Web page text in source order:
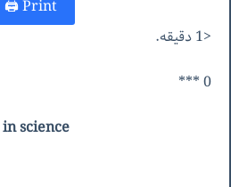
Print 🖨
<1 دقیقه.
0 ***
science?